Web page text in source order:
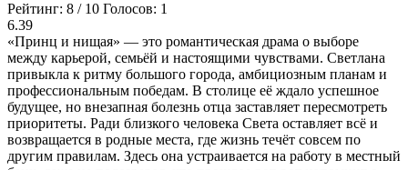
Рейтинг: 8 / 10 Голосов: 1
6.39
«Принц и нищая» — это романтическая драма о выборе
между карьерой, семьёй и настоящими чувствами. Светлана
привыкла к ритму большого города, амбициозным планам и
профессиональным победам. В столице её ждало успешное
будущее, но внезапная болезнь отца заставляет пересмотреть
приоритеты. Ради близкого человека Света оставляет всё и
возвращается в родные места, где жизнь течёт совсем по
другим правилам. Здесь она устраивается на работу в местный